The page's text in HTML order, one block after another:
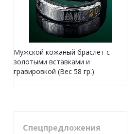
Мужской кожаный браслет с
золотыми вставками и
гравировкой (Вес 58 гр.)
Спецпредложения